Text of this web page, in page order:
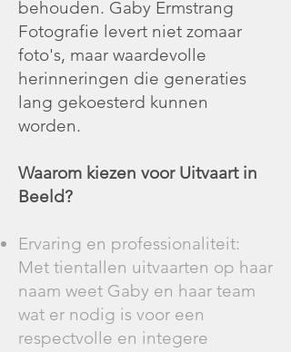
behouden. Gaby Ermstrang
Fotografie levert niet zomaar
foto's, maar waardevolle
herinneringen die generaties
lang gekoesterd kunnen
worden.
Waarom kiezen voor Uitvaart in
Beeld?
Ervaring en professionaliteit:
Met tientallen uitvaarten op haar
naam weet Gaby en haar team
wat er nodig is voor een
respectvolle en integere